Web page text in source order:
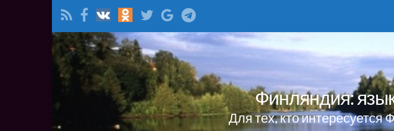
Финляндия:
Для тех, кто